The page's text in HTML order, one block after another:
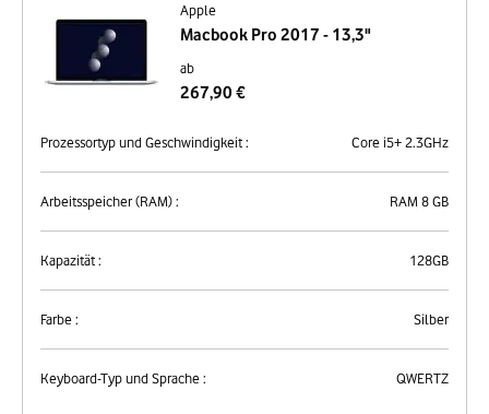
Apple
Macbook Pro 2017 - 13,3"
ab
267,90 €
Prozessortyp und Geschwindigkeit : Core i5+ 2.3GHz
Arbeitsspeicher (RAM) : RAM 8 GB
Kapazität : 128GB
Farbe : Silber
Keyboard-Typ und Sprache : QWERTZ